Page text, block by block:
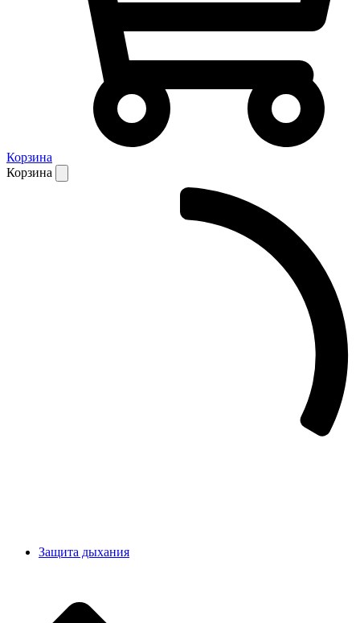
Корзина
Корзина
Защита дыхания